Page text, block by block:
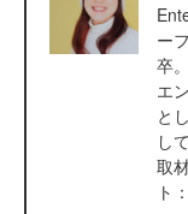
ー
卒
エ
と
し
取
ト：